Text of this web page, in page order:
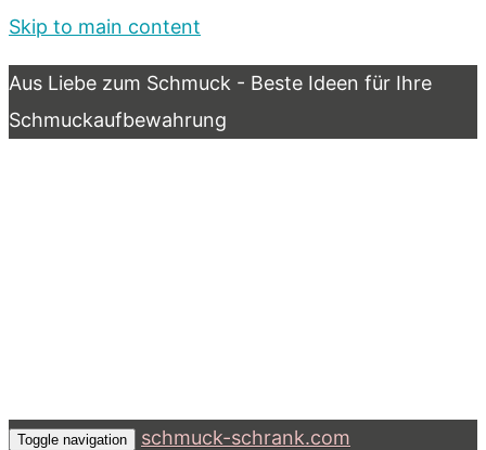
Skip to main content
Aus Liebe zum Schmuck - Beste Ideen für Ihre
Schmuckaufbewahrung
Toggle navigation schmuck-schrank.com